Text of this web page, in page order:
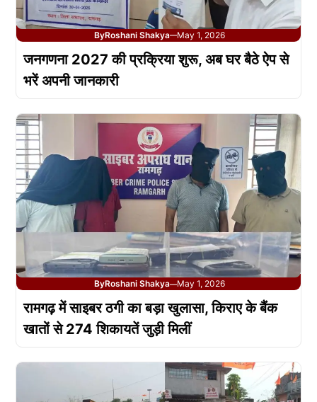
ByRoshani Shakya—May 1, 2026
जनगणना 2027 की प्रक्रिया शुरू, अब घर बैठे ऐप से
भरें अपनी जानकारी
ByRoshani Shakya—May 1, 2026
रामगढ़ में साइबर ठगी का बड़ा खुलासा, किराए के बैंक
खातों से 274 शिकायतें जुड़ी मिलीं